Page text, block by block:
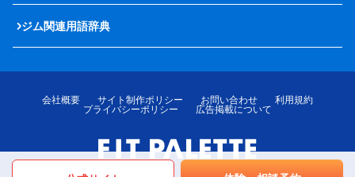
ジム関連用語辞典
会社概要 サイト制作ポリシー お問い合わせ
利用規約
プライバシーポリシー
広告掲載について